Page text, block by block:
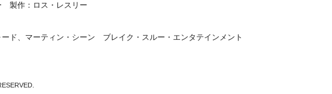
製作：ロス・レスリー
ド、マーティン・シーン ブレイク・スルー・エンタテインメント